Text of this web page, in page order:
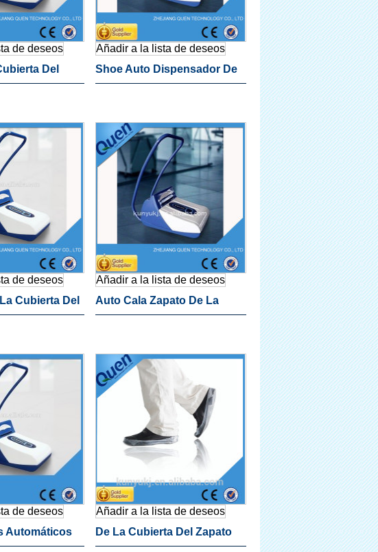
de deseos
Del
Añadir a la lista de deseos
Shoe Auto Dispensador De
Clínica
de deseos
Cubierta Del
Añadir a la lista de deseos
Auto Cala Zapato De La
Fábrica
de deseos
Automáticos
Añadir a la lista de deseos
De La Cubierta Del Zapato